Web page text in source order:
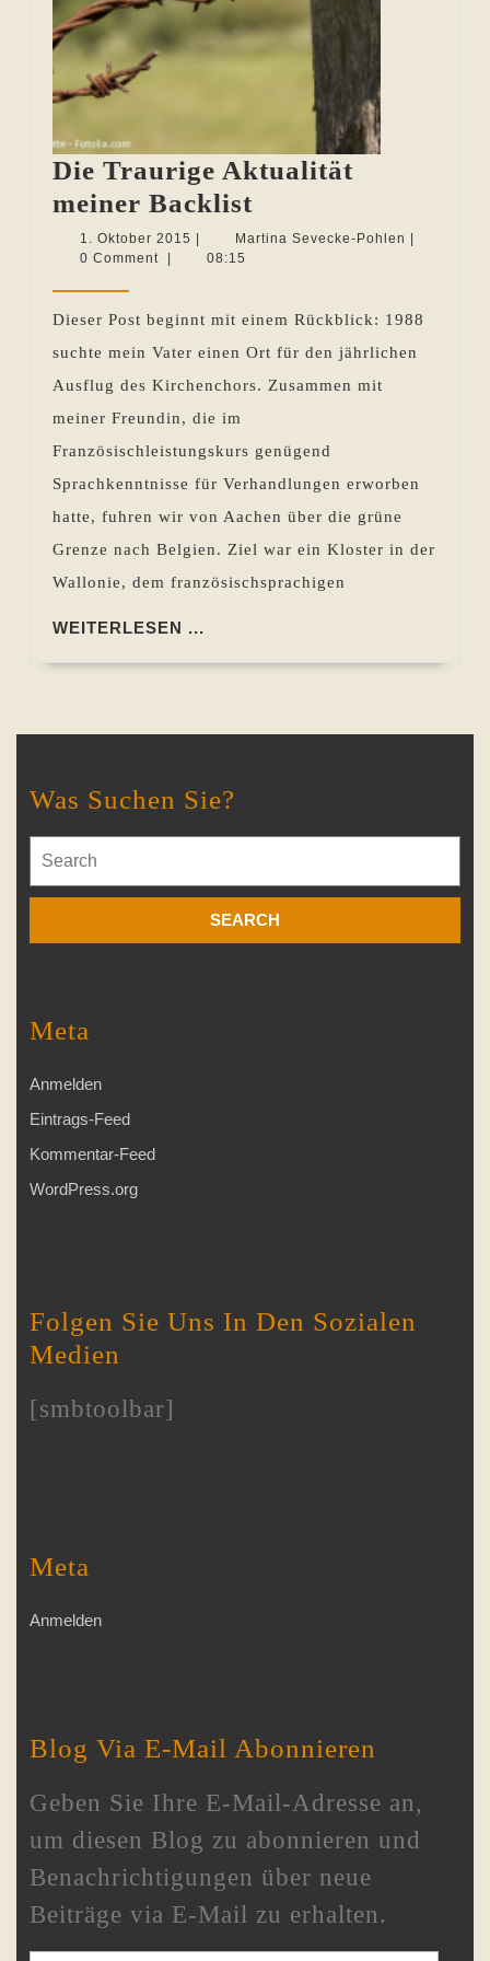
Die Traurige Aktualität
meiner Backlist
Traurige
Backlist
1. Oktober 2015 1.
Oktober
Martina Sevecke-Pohlen Martina
0 Comment
08:15
Dieser Post beginnt mit einem Rückblick: 1988
suchte mein Vater einen Ort für den jährlichen
Ausflug des Kirchenchors. Zusammen mit
meiner Freundin, die im
Französischleistungskurs genügend
Sprachkenntnisse für Verhandlungen erworben
hatte, fuhren wir von Aachen über die grüne
Grenze nach Belgien. Ziel war ein Kloster in der
Wallonie, dem französischsprachigen
WEITERLESEN ...
Was Suchen Sie?
for:
Meta
Anmelden
Eintrags-Feed
Kommentar-Feed
WordPress.org
Folgen Sie Uns In Den Sozialen
Medien
[smbtoolbar]
Meta
Anmelden
Blog Via E-Mail Abonnieren
Geben Sie Ihre E-Mail-Adresse an,
um diesen Blog zu abonnieren und
Benachrichtigungen über neue
Beiträge via E-Mail zu erhalten.